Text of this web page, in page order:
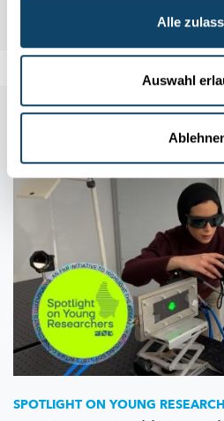
Alle
Auswahl
Auch in dieser
SPOTLIGHT ON YOUNG